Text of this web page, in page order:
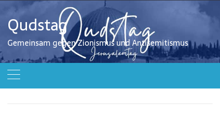
Zum
Inhalt
springen
Qudstag
Gemeinsam gegen Zionismus und Antisemitismus